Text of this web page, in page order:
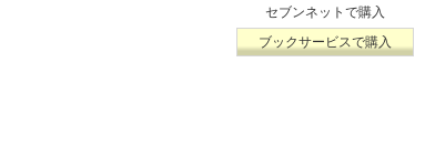
セブンネットで購入
ブックサービスで購入